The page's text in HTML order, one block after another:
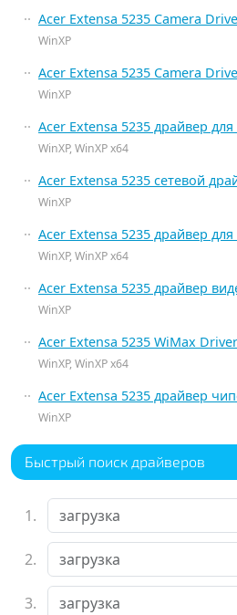
Acer Extensa 5235 Camera
WinXP
Acer Extensa 5235 Camera
WinXP
Acer Extensa 5235 драйвер
WinXP, WinXP x64
Acer Extensa 5235 сетевой
WinXP
Acer Extensa 5235 драйвер для
WinXP, WinXP x64
Acer Extensa 5235 драйвер
WinXP
Acer Extensa 5235 WiMax Driver
WinXP, WinXP x64
Acer Extensa 5235 драйвер
WinXP
Быстрый поиск драйверов
1.
2.
3.